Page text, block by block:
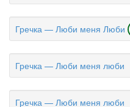
Гречка — Люби меня Люби
Гречка — Люби меня люби
Гречка — Люби меня люби